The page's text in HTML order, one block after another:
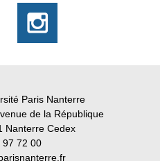
Paris Nanterre
de la République
Nanterre Cedex
97 72 00